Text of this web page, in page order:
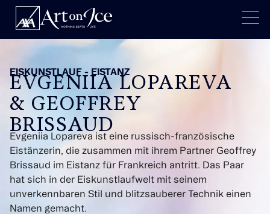
EISKUNSTLAUF - EISTANZ
EVGENIIA LOPAREVA
& GEOFFREY
BRISSAUD
Evgeniia Lopareva ist eine russisch-französische
Eistänzerin, die zusammen mit ihrem Partner Geoffrey
Brissaud im Eistanz für Frankreich antritt. Das Paar
hat sich in der Eiskunstlaufwelt mit seinem
unverkennbaren Stil und blitzsauberer Technik einen
Namen gemacht.